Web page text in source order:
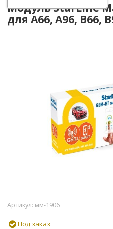
Модуль StarLine
для A66, A96, B66,
Артикул: мм-1906
Под заказ